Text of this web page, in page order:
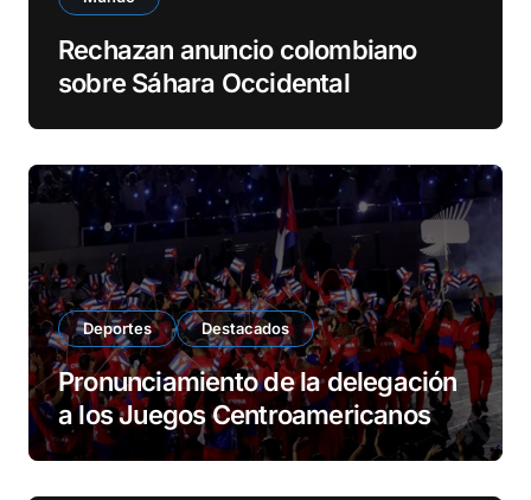
Rechazan anuncio colombiano
sobre Sáhara Occidental
Deportes Destacados
Pronunciamiento de la delegación
a los Juegos Centroamericanos